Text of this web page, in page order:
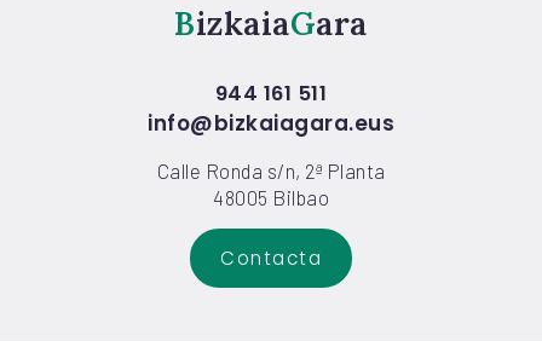
Bizkaia Gara
944 161 511
info@bizkaiagara.eus
Calle Ronda s/n, 2ª Planta
48005 Bilbao
Contacta